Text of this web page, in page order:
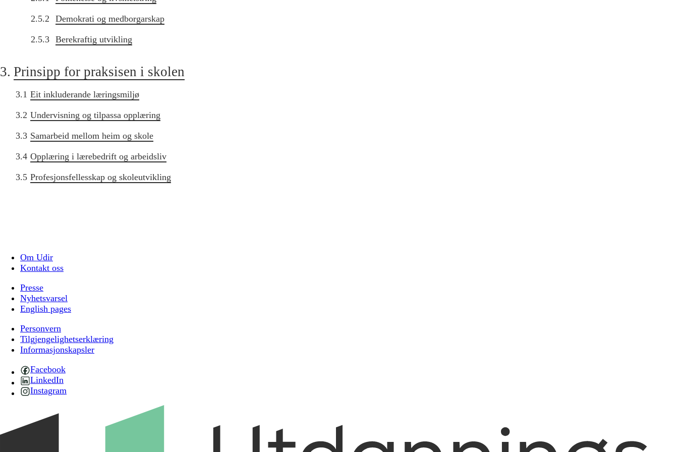
2.5.2 Demokrati og medborgarskap
2.5.3 Berekraftig utvikling
3. Prinsipp for praksisen i skolen
3.1 Eit inkluderande læringsmiljø
3.2 Undervisning og tilpassa opplæring
3.3 Samarbeid mellom heim og skole
3.4 Opplæring i lærebedrift og arbeidsliv
3.5 Profesjonsfellesskap og skoleutvikling
Om Udir
Kontakt oss
Presse
Nyhetsvarsel
English pages
Personvern
Tilgjengelighetserklæring
Informasjonskapsler
Facebook
LinkedIn
Instagram